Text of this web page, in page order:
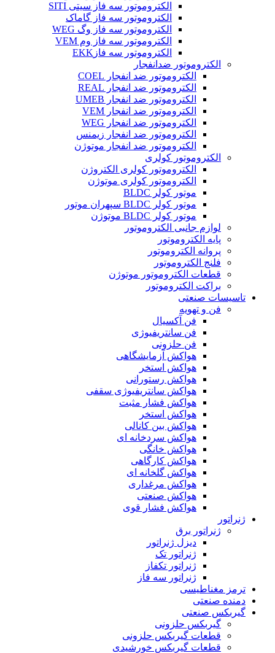
الکتروموتور سه فاز سیتی SITI
الکتروموتور سه فاز گاماک
الکتروموتور سه فاز وگ WEG
الکتروموتور سه فاز وم VEM
الکتروموتور سه فازEKK
الکتروموتور ضدانفجار
الکتروموتور ضد انفجار COEL
الکتروموتور ضد انفجار REAL
الکتروموتور ضد انفجار UMEB
الکتروموتور ضد انفجار VEM
الکتروموتور ضد انفجار WEG
الکتروموتور ضد انفجار زیمنس
الکتروموتور ضد انفجار موتوژن
الکتروموتور کولری
الکتروموتور کولری الکتروژن
الکتروموتور کولری موتوژن
موتور کولر BLDC
موتور کولر BLDC سپهران موتور
موتور کولر BLDC موتوژن
لوازم جانبی الکتروموتور
پایه الکتروموتور
پروانه الکتروموتور
فلنج الکتروموتور
قطعات الکتروموتور موتوژن
براکت الکتروموتور
تاسیسات صنعتی
فن و تهویه
فن آکسیال
فن سانتریفیوژی
فن حلزونی
هواکش آزمایشگاهی
هواکش استخر
هواکش رستورانی
هواکش سانتریفیوژی سقفی
هواکش فشار مثبت
هواکش استخر
هواکش بین کانالی
هواکش سردخانه ای
هواکش خانگی
هواکش کارگاهی
هواکش گلخانه ای
هواکش مرغداری
هواکش صنعتی
هواکش فشار قوی
ژنراتور
ژنراتور برق
دیزل ژنراتور
ژنراتور تک
ژنراتور تکفاز
ژنراتور سه فاز
ترمز مغناطیسی
دمنده صنعتی
گیربکس صنعتی
گیربکس حلزونی
قطعات گيربکس حلزونی
قطعات گيربکس خورشيدی